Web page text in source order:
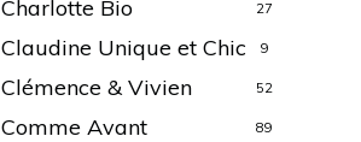
Charlotte Bio 27
Claudine Unique et Chic 9
Clémence & Vivien 52
Comme Avant 89